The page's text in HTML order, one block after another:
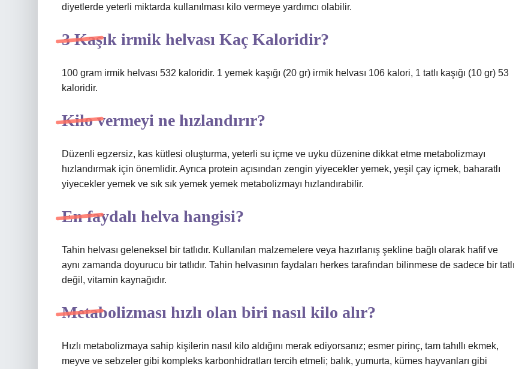
diyetlerde yeterli miktarda kullanılması kilo vermeye yardımcı olabilir.
3 Kaşık irmik helvası Kaç Kaloridir?
100 gram irmik helvası 532 kaloridir. 1 yemek kaşığı (20 gr) irmik helvası 106 kalori, 1 tatlı kaşığı (10 gr) 53
kaloridir.
Kilo vermeyi ne hızlandırır?
Düzenli egzersiz, kas kütlesi oluşturma, yeterli su içme ve uyku düzenine dikkat etme metabolizmayı
hızlandırmak için önemlidir. Ayrıca protein açısından zengin yiyecekler yemek, yeşil çay içmek, baharatlı
yiyecekler yemek ve sık sık yemek yemek metabolizmayı hızlandırabilir.
En faydalı helva hangisi?
Tahin helvası geleneksel bir tatlıdır. Kullanılan malzemelere veya hazırlanış şekline bağlı olarak hafif ve
aynı zamanda doyurucu bir tatlıdır. Tahin helvasının faydaları herkes tarafından bilinmese de sadece bir tatlı
değil, vitamin kaynağıdır.
Metabolizması hızlı olan biri nasıl kilo alır?
Hızlı metabolizmaya sahip kişilerin nasıl kilo aldığını merak ediyorsanız; esmer pirinç, tam tahıllı ekmek,
meyve ve sebzeler gibi kompleks karbonhidratları tercih etmeli; balık, yumurta, kümes hayvanları gibi